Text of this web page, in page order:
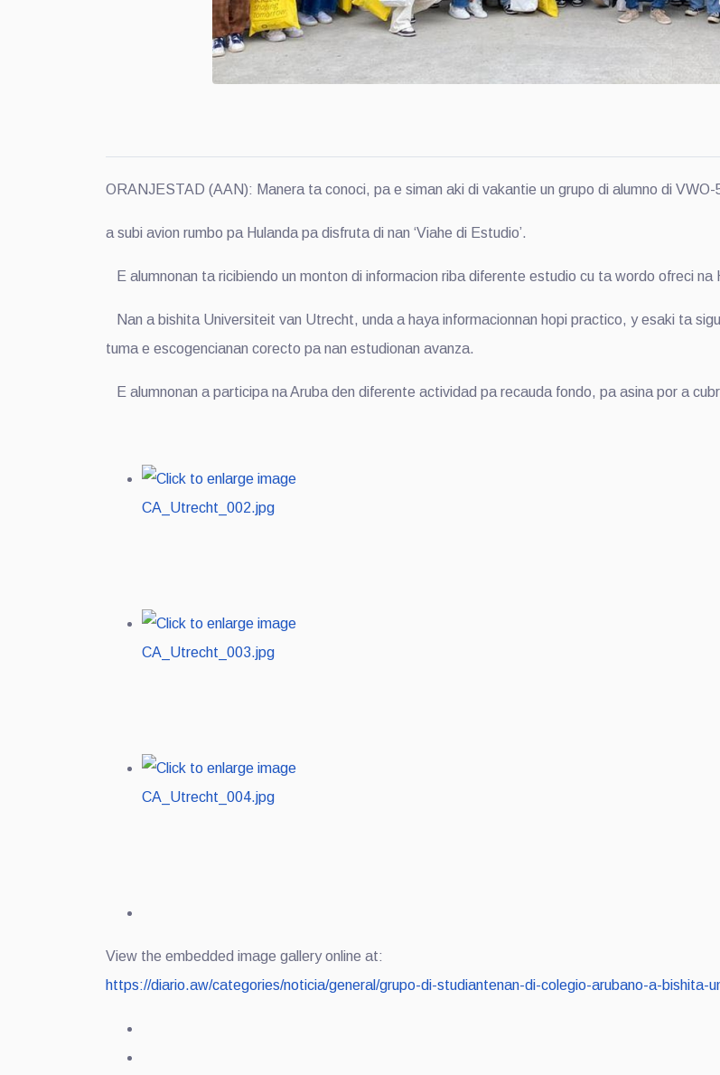
ORANJESTAD (AAN): Manera ta conoci, pa e siman aki di vakantie un grupo di alumno di VWO-
a subi avion rumbo pa Hulanda pa disfruta di nan ‘Viahe di Estudio’.
E alumnonan ta ricibiendo un monton di informacion riba diferente estudio cu ta wordo ofreci na
Nan a bishita Universiteit van Utrecht, unda a haya informacionnan hopi practico, y esaki ta
tuma e escogencianan corecto pa nan estudionan avanza.
E alumnonan a participa na Aruba den diferente actividad pa recauda fondo, pa asina por a
View the embedded image gallery online at:
https://diario.aw/categories/noticia/general/grupo-di-studiantenan-di-colegio-arubano-a-bishita-